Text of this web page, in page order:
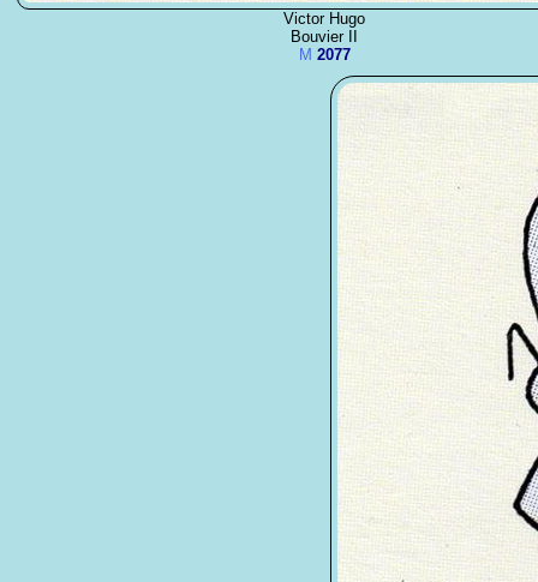
Victor Hugo
Bouvier II
M 2077